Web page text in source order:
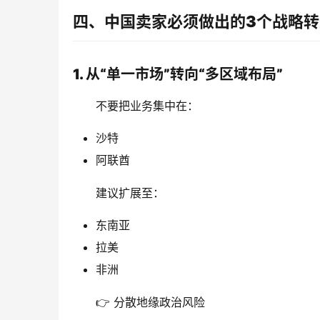
四、中国卖家必须做出的3个战略
1. 从“单一市场”转向“多区域布局”
不要把业务集中在：
沙特
阿联酋
建议扩展至：
东南亚
拉美
非洲
👉 分散地缘政治风险